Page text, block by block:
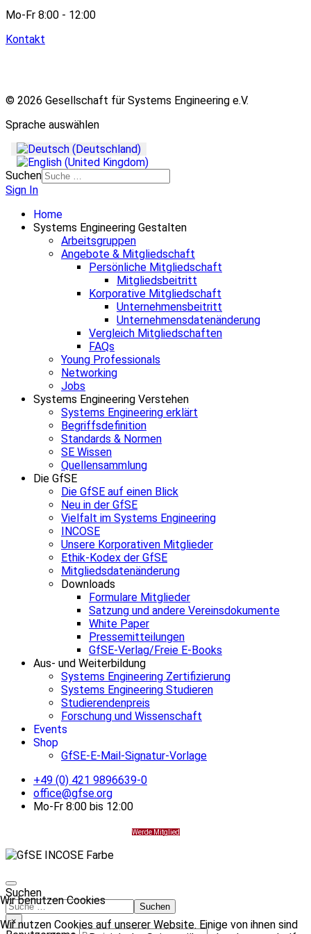
Mo-Fr 8:00 - 12:00
Kontakt
© 2026 Gesellschaft für Systems Engineering e.V.
Sprache auswählen
Suchen
Sign In
Home
Systems Engineering Gestalten
Arbeitsgruppen
Angebote & Mitgliedschaft
Persönliche Mitgliedschaft
Mitgliedsbeitritt
Korporative Mitgliedschaft
Unternehmensbeitritt
Unternehmensdatenänderung
Vergleich Mitgliedschaften
FAQs
Young Professionals
Networking
Jobs
Systems Engineering Verstehen
Systems Engineering erklärt
Begriffsdefinition
Standards & Normen
SE Wissen
Quellensammlung
Die GfSE
Die GfSE auf einen Blick
Neu in der GfSE
Vielfalt im Systems Engineering
INCOSE
Unsere Korporativen Mitglieder
Ethik-Kodex der GfSE
Mitgliedsdatenänderung
Downloads
Formulare Mitglieder
Satzung und andere Vereinsdokumente
White Paper
Pressemitteilungen
GfSE-Verlag/Freie E-Books
Aus- und Weiterbildung
Systems Engineering Zertifizierung
Systems Engineering Studieren
Studierendenpreis
Forschung und Wissenschaft
Events
Shop
GfSE-E-Mail-Signatur-Vorlage
+49 (0) 421 9896639-0
office@gfse.org
Mo-Fr 8:00 bis 12:00
Werde Mitglied
Wir benutzen Cookies
Wir nutzen Cookies auf unserer Website. Einige von ihnen sind
Suchen
Suchen
×